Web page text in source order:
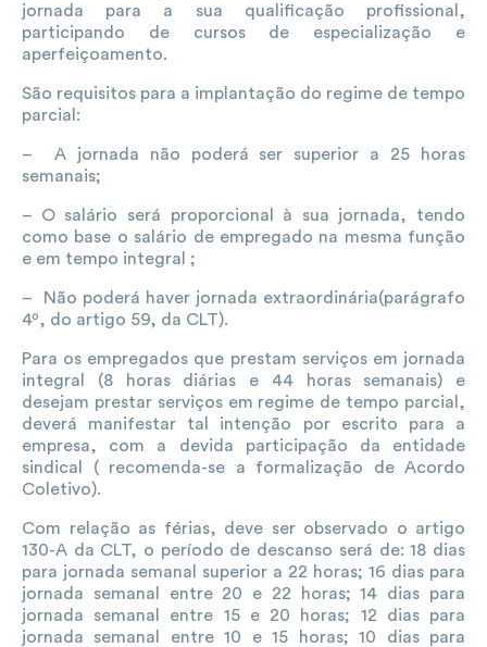
jornada para a sua qualificação profissional,
participando de cursos de especialização e
aperfeiçoamento.
São requisitos para a implantação do regime de tempo
parcial:
– A jornada não poderá ser superior a 25 horas
semanais;
– O salário será proporcional à sua jornada, tendo
como base o salário de empregado na mesma função
e em tempo integral ;
– Não poderá haver jornada extraordinária(parágrafo
4º, do artigo 59, da CLT).
Para os empregados que prestam serviços em jornada
integral (8 horas diárias e 44 horas semanais) e
desejam prestar serviços em regime de tempo parcial,
deverá manifestar tal intenção por escrito para a
empresa, com a devida participação da entidade
sindical ( recomenda-se a formalização de Acordo
Coletivo).
Com relação as férias, deve ser observado o artigo
130-A da CLT, o período de descanso será de: 18 dias
para jornada semanal superior a 22 horas; 16 dias para
jornada semanal entre 20 e 22 horas; 14 dias para
jornada semanal entre 15 e 20 horas; 12 dias para
jornada semanal entre 10 e 15 horas; 10 dias para